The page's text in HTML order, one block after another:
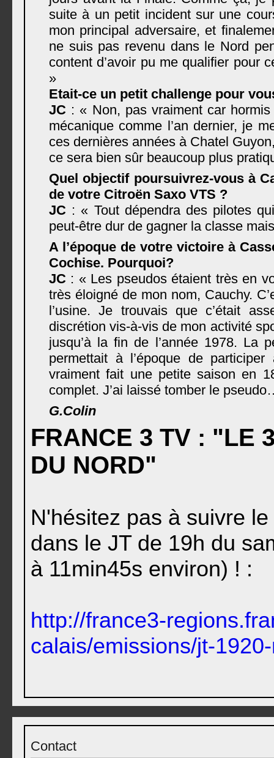
suite à un petit incident sur une
mon principal adversaire, et
ne suis pas revenu dans le Nord
content d’avoir pu me qualifier pour
»
Etait-ce un petit challenge pour
JC : « Non, pas vraiment car
mécanique comme l’an dernier, je
ces dernières années à Chatel
ce sera bien sûr beaucoup plus
Quel objectif poursuivrez-vous à
de votre Citroën Saxo VTS ?
JC : « Tout dépendra des pilotes
peut-être dur de gagner la classe
A l’époque de votre victoire à
Cochise. Pourquoi?
JC : « Les pseudos étaient très en
très éloigné de mon nom, Cauchy.
l’usine. Je trouvais que c’était
discrétion vis-à-vis de mon activité
jusqu’à la fin de l’année 1978. La
permettait à l’époque de
vraiment fait une petite saison en
complet. J’ai laissé tomber le
G.Colin
FRANCE 3 TV : "LE
DU NORD"
N'hésitez pas à suivre
dans le JT de 19h du
à 11min45s environ) ! :
http://france3-
calais/emissions/jt-
Contact